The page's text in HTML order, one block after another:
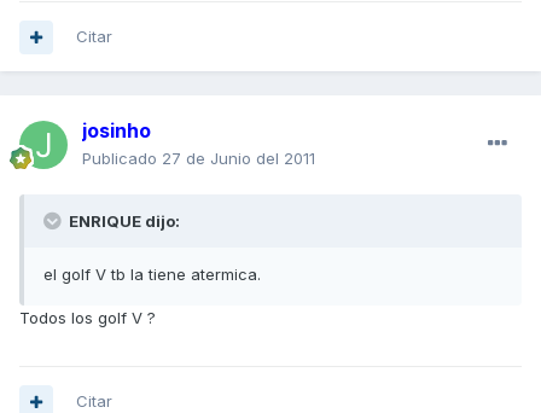
Citar
josinho
Publicado 27 de Junio del 2011
ENRIQUE dijo:
el golf V tb la tiene atermica.
Todos los golf V ?
Citar